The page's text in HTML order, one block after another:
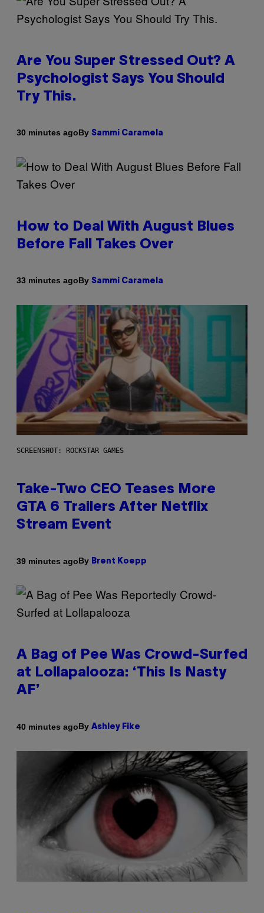
Are You Super Stressed Out? A
Psychologist Says You Should
Try This.
30 minutes agoBy Sammi Caramela
How to Deal With August Blues
Before Fall Takes Over
33 minutes agoBy Sammi Caramela
SCREENSHOT: ROCKSTAR GAMES
Take-Two CEO Teases More
GTA 6 Trailers After Netflix
Stream Event
39 minutes agoBy Brent Koepp
A Bag of Pee Was Crowd-Surfed
at Lollapalooza: ‘This Is Nasty
AF’
40 minutes agoBy Ashley Fike